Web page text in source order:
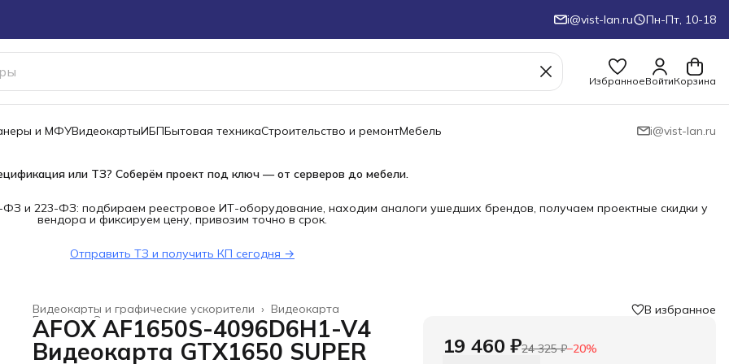
i@vist-lan.ru Пн-Пт, 10-18
ИзбранноеВойтиКорзина
и МФУВидеокартыИБПБытовая техникаСтроительство и ремонтМебель i@vist-lan.ru
или ТЗ? Соберём проект под ключ — от серверов до мебели.
и 223-ФЗ: подбираем реестровое ИТ-оборудование, находим аналоги ушедших брендов, получаем проектные скидки у
вендора и фиксируем цену, привозим точно в срок.
Отправить ТЗ и получить КП сегодня →
Видеокарта
Видеокарты и графические ускорители ›
Электроника ›
Главная ›
AFOX AF1650S-4096D6H1-V4
Видеокарта GTX1650 SUPER
В избранное
19 460 ₽24 325 ₽−20%